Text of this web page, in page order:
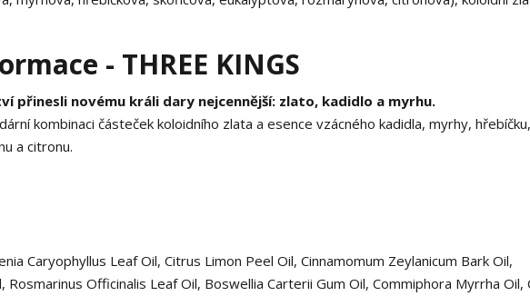
- THREE KINGS
přinesli novému králi dary nejcennější: zlato, kadidlo a myrhu.
kombinaci částeček koloidního zlata a esence vzácného kadidla, myrhy, hřebíčku,
a citronu.
Caryophyllus Leaf Oil, Citrus Limon Peel Oil, Cinnamomum Zeylanicum Bark Oil,
Rosmarinus Officinalis Leaf Oil, Boswellia Carterii Gum Oil, Commiphora Myrrha Oil,